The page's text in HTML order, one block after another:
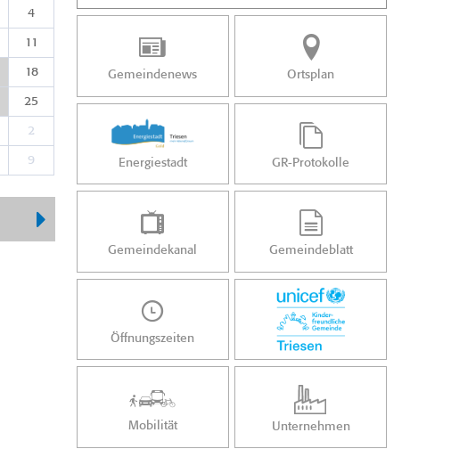
4
11
18
25
2
9
Gemeindenews Ortsplan
Energiestadt GR-Protokolle
Gemeindekanal Gemeindeblatt
Öffnungszeiten
Mobilität Unternehmen